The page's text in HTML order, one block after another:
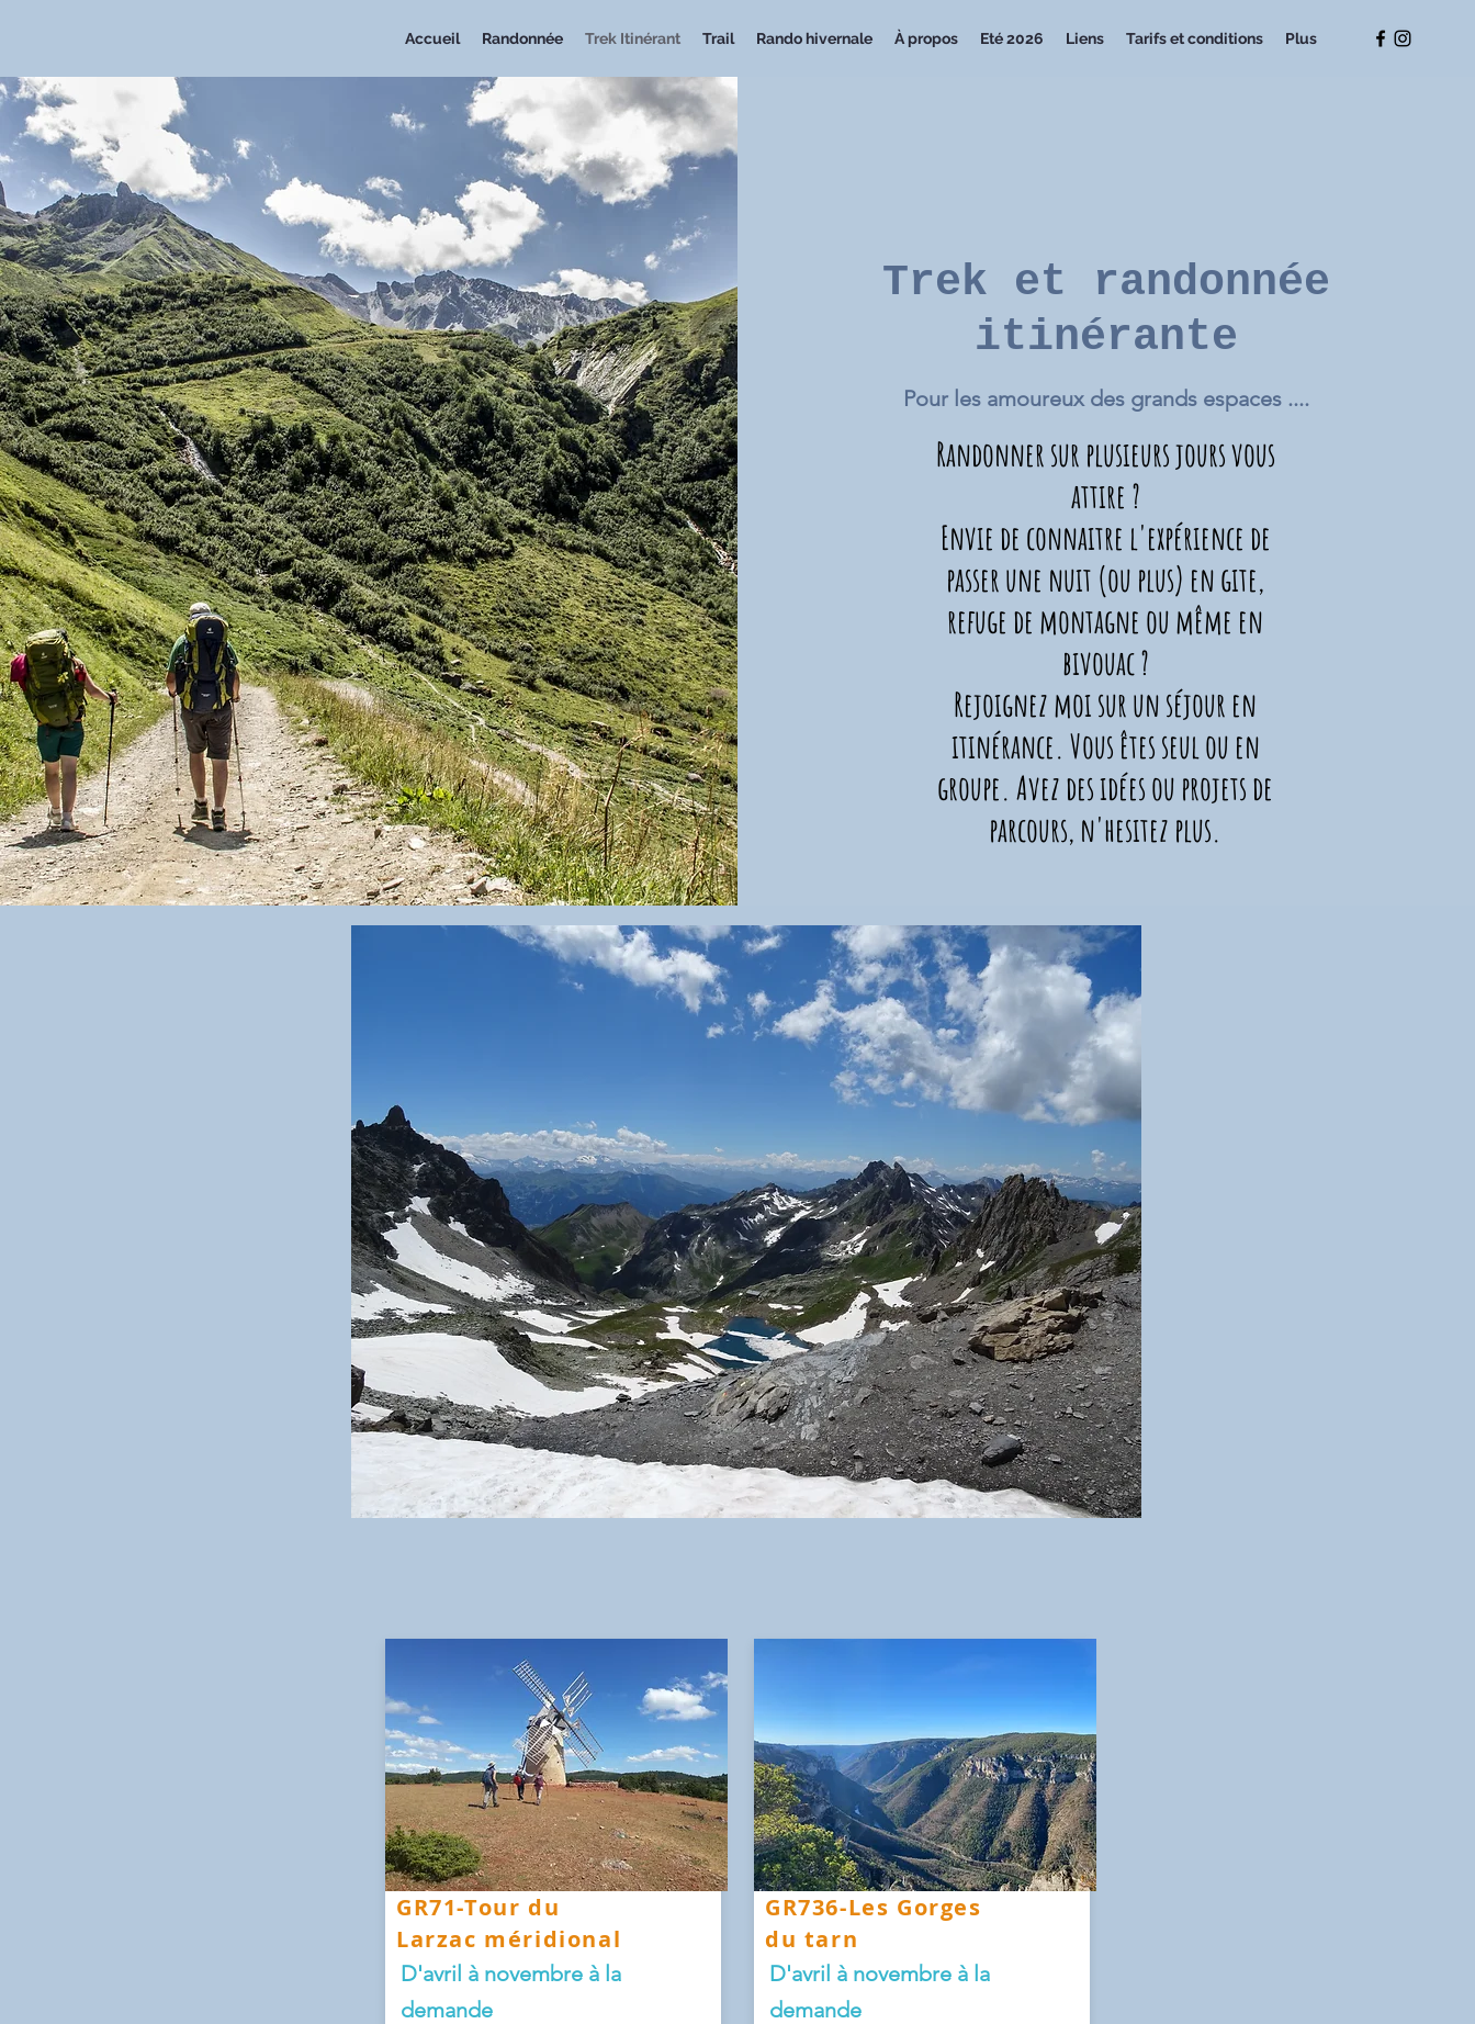
Accueil Randonnée Trek Itinérant Trail Rando hivernale À propos Eté 2026 Liens Tarifs et conditions Plus
Trek et randonnée
itinérante
Pour les amoureux des grands espaces ....
Randonner sur plusieurs jours vous
attire ?
Envie de connaitre l'expérience de
passer une nuit (ou plus) en gite,
refuge de montagne ou même en
bivouac ?
Rejoignez moi sur un séjour en
itinérance. Vous êtes seul ou en
groupe. Avez des idées ou projets de
parcours, n'hesitez plus.
GR736-Les Gorges
du tarn
D'avril à novembre à la
demande
GR71-Tour du
Larzac méridional
D'avril à novembre à la
demande